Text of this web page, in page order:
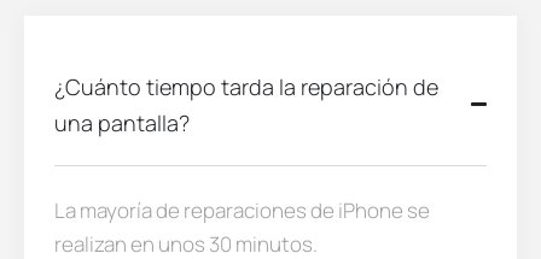
¿Cuánto tiempo tarda la reparación de
una pantalla?
La mayoría de reparaciones de iPhone se
realizan en unos 30 minutos.